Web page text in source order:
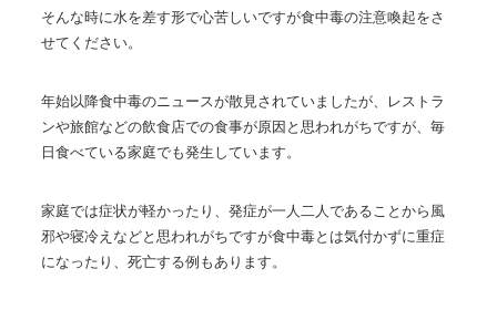
そんな時に水を差す形で心苦しいですが食中毒の注意喚起をさ
せてください。
年始以降食中毒のニュースが散見されていましたが、レストラ
ンや旅館などの飲食店での食事が原因と思われがちですが、毎
日食べている家庭でも発生しています。
家庭では症状が軽かったり、発症が一人二人であることから風
邪や寝冷えなどと思われがちですが食中毒とは気付かずに重症
になったり、死亡する例もあります。